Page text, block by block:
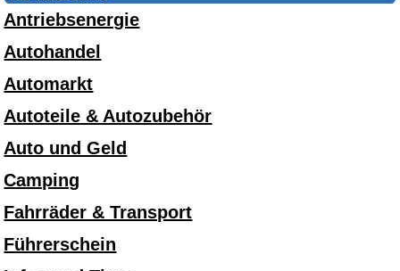
Antriebsenergie
Autohandel
Automarkt
Autoteile & Autozubehör
Auto und Geld
Camping
Fahrräder & Transport
Führerschein